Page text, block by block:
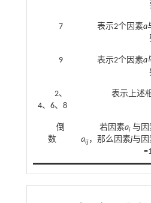
7 表示2个因素a
9 表示2个因素a
2、
4、6、8
表示上述
倒
数
若因素ai 与因
aij，那么因素j与因